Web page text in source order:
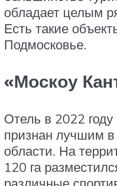
обладает целым
Есть такие
Подмосковье.
«Москоу
Отель в 2022
признан лучшим в
области. На
120 га
различные